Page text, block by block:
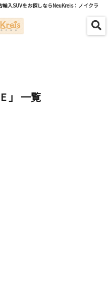
入SUVをお探しならNeuKreis：ノイクラ
」 一覧